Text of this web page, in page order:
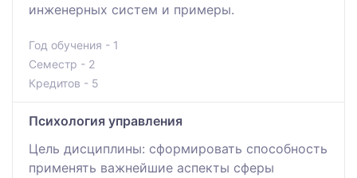
инженерных систем и примеры.
Год обучения - 1
Семестр - 2
Кредитов - 5
Психология управления
Цель дисциплины: сформировать способность
применять важнейшие аспекты сферы